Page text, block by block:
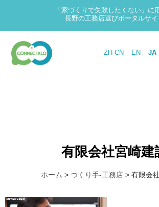
「家づくりで失敗したくない」に
長野の工務店選びポータルサイ
ZH-CN EN JA
有限会社宮崎建
ホーム > つくり手-工務店> 有限会